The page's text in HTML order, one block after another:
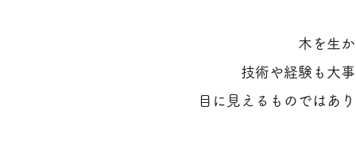
木を生
技術や経験も大
目に見えるものではあ